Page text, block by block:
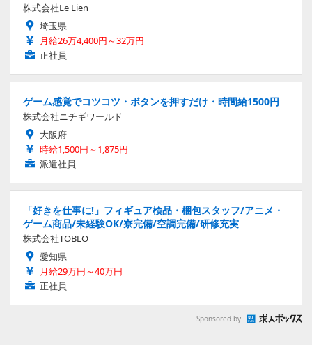
株式会社Le Lien
埼玉県
月給26万4,400円～32万円
正社員
ゲーム感覚でコツコツ・ボタンを押すだけ・時間給1500円
株式会社ニチギワールド
大阪府
時給1,500円～1,875円
派遣社員
「好きを仕事に!」フィギュア検品・梱包スタッフ/アニメ・
ゲーム商品/未経験OK/寮完備/空調完備/研修充実
株式会社TOBLO
愛知県
月給29万円～40万円
正社員
Sponsored by